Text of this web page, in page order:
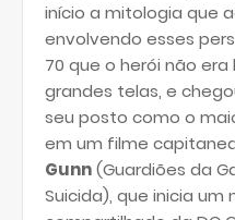
início a mitologia que
envolvendo esses
70 que o herói não
grandes telas, e
seu posto como o
em um filme
Gunn(Guardiões da
Suicida), que inicia um